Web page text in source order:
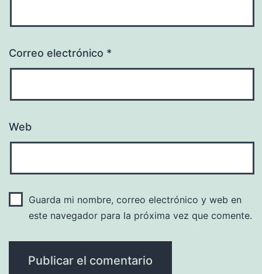
Correo electrónico *
Web
Guarda mi nombre, correo electrónico y web en
este navegador para la próxima vez que comente.